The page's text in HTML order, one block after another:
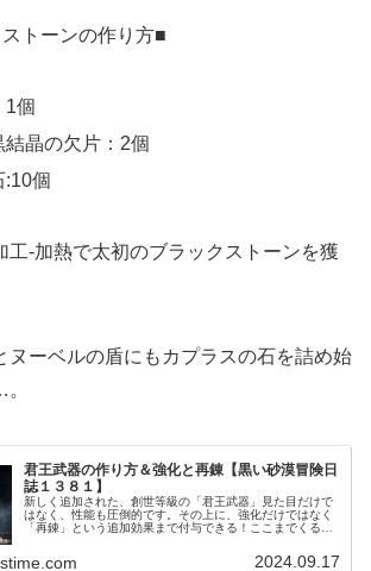
トーンの作り方■
1個
結晶の欠片：2個
:10個
工‐加熱で太初のブラックストーンを獲
ヌーベルの盾にもカプラスの石を詰め始
君王武器の作り方＆強化と再錬【黒い砂漠冒険日
誌１３８１】
新しく追加された、創世等級の「君王武器」見た目だけで
はなく、性能も圧倒的です。その上に、強化だけではなく
「再錬」という追加効果まで付与できる！ここまでくる
2024.09.17